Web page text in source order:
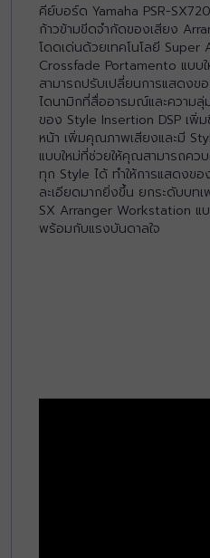
คีย์บอร์ด Yamaha PSR-
ก้าวข้ามขีดจำกัดของเสียง
โดดเด่นด้วยเทคโนโลยี Super
Crossfade Portamento แบบใ
สามารถปรับเปลี่ยนการแสดง
ไดนามิกที่สื่ออารมณ์และความ
ของ Style Insertion DSP เพิ่
หน้า เพิ่มคุณภาพเสียงและมี
แบบใหม่ที่ช่วยให้คุณสามารถคว
ทุก Style ได้ ทำให้การแสดงข
ละเอียดมากยิ่งขึ้น ยกระดับบท
SX Arranger Workstation แ
พร้อมกับแรงบันดาลใจ